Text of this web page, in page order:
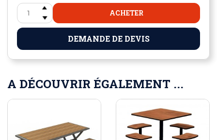
ACHETER
DEMANDE DE DEVIS
A DÉCOUVRIR ÉGALEMENT ...